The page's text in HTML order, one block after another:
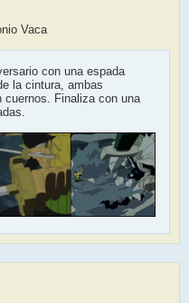
Vaca
con una espada
la cintura, ambas
cuernos. Finaliza con una